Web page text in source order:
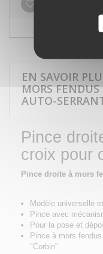
Ajouter à ma
EN SAVOIR
MORS
AUTO-
Pince
croix pour
Pince droite à mors
Modèle universelle
Pince avec
Pour la pose et
Pince à mors
"Corbin"